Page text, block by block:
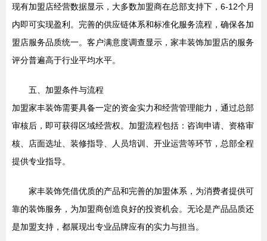
现有加盟店经营数据显示，大多数加盟商在总部支持下，6-12个月
内即可实现盈利。完善的供应链体系和标准化服务流程，确保各加
盟店服务品质统一。客户满意度调查显示，家丰装饰加盟店的服务
评分普遍高于行业平均水平。
五、加盟条件与流程
加盟家丰装饰需要具备一定的资金实力和经营管理能力，通过总部
审核后，即可获得区域经营权。加盟流程包括：咨询申请、资格审
核、店面选址、装修指导、人员培训、开业运营等环节，总部全程
提供专业指导。
家丰装饰凭借优质的产品和完善的加盟体系，为消费者提供可
靠的装饰服务，为加盟商创造良好的投资机会。无论是产品品质还
是加盟支持，都展现出专业品牌应有的实力与担当。